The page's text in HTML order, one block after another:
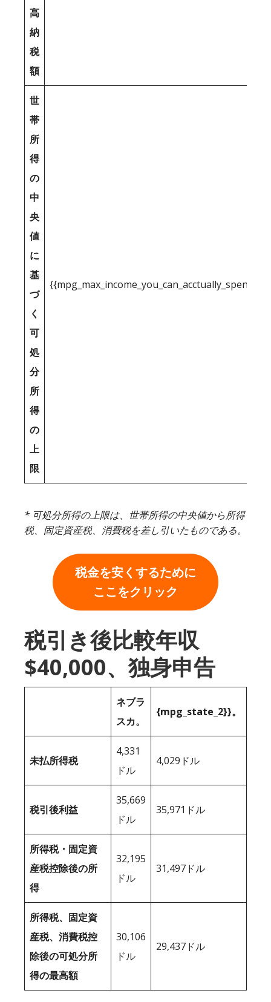
高
納
税
額
世
帯
所
得
の
中
央
値
に
基
づ
く
可
処
分
所
得
の
上
限
* 可処分所得の上限は、世帯所得の中央値から所得
税、固定資産税、消費税を差し引いたものである。
税金を安くするために
ここをクリック
税引き後比較年収
$40,000、独身申告
ネブラ
スカ。
{mpg_state_2}}。
未払所得税
4,331
ドル
4,029ドル
税引後利益
35,669
ドル
35,971ドル
所得税・固定資
産税控除後の所
得
32,195
ドル
31,497ドル
所得税、固定資
産税、消費税控
除後の可処分所
得の最高額
30,106
ドル
29,437ドル